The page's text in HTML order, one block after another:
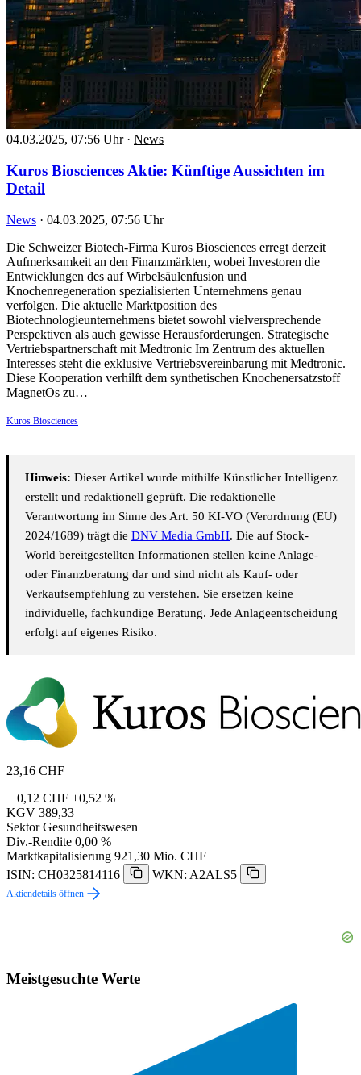
04.03.2025, 07:56 Uhr · News
Kuros Biosciences Aktie: Künftige Aussichten im
Detail
News · 04.03.2025, 07:56 Uhr
Die Schweizer Biotech-Firma Kuros Biosciences erregt derzeit
Aufmerksamkeit an den Finanzmärkten, wobei Investoren die
Entwicklungen des auf Wirbelsäulenfusion und
Knochenregeneration spezialisierten Unternehmens genau
verfolgen. Die aktuelle Marktposition des
Biotechnologieunternehmens bietet sowohl vielversprechende
Perspektiven als auch gewisse Herausforderungen. Strategische
Vertriebspartnerschaft mit Medtronic Im Zentrum des aktuellen
Interesses steht die exklusive Vertriebsvereinbarung mit Medtronic.
Diese Kooperation verhilft dem synthetischen Knochenersatzstoff
MagnetOs zu…
Kuros Biosciences
Hinweis: Dieser Artikel wurde mithilfe Künstlicher Intelligenz
erstellt und redaktionell geprüft. Die redaktionelle
Verantwortung im Sinne des Art. 50 KI-VO (Verordnung (EU)
2024/1689) trägt die DNV Media GmbH. Die auf Stock-
World bereitgestellten Informationen stellen keine Anlage-
oder Finanzberatung dar und sind nicht als Kauf- oder
Verkaufsempfehlung zu verstehen. Sie ersetzen keine
individuelle, fachkundige Beratung. Jede Anlageentscheidung
erfolgt auf eigenes Risiko.
23,16 CHF
+ 0,12 CHF +0,52 %
KGV 389,33
Sektor Gesundheitswesen
Div.-Rendite 0,00 %
Marktkapitalisierung 921,30 Mio. CHF
ISIN: CH0325814116
WKN: A2ALS5
Aktiendetails öffnen
Meistgesuchte Werte